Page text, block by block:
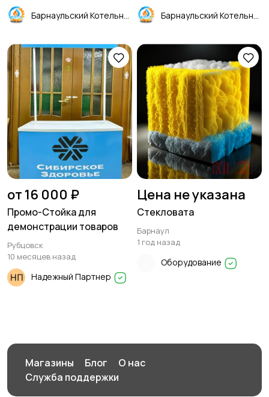
от 16 000 ₽
Промо-Стойка для
демонстрации товаров
Рубцовск
10 месяцев назад
Надежный Партнер
Цена не указана
Стекловата
Барнаул
1 год назад
Оборудование
Магазины Блог
О нас
Служба поддержки